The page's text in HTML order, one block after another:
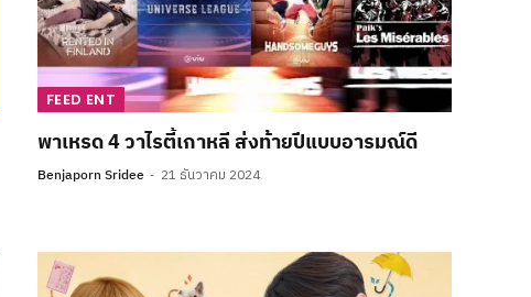
FEED ENT
พาเหรด 4 วาไรตี้เกาหลี ส่งท้ายปีแบบอารมณ์ดี
Benjaporn Sridee 21 ธันวาคม 2024